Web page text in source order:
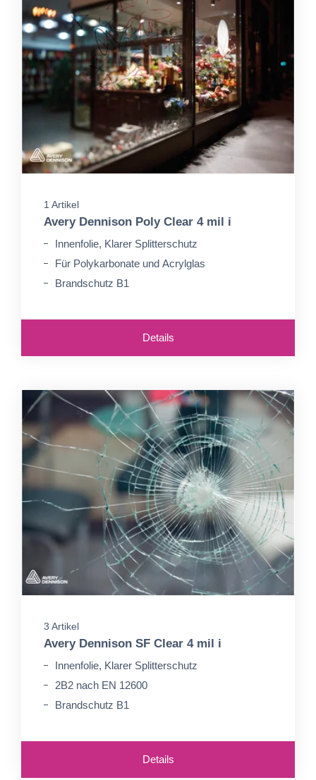
1 Artikel
Avery Dennison Poly Clear 4 mil i
Innenfolie, Klarer Splitterschutz
Für Polykarbonate und Acrylglas
Brandschutz B1
Details
3 Artikel
Avery Dennison SF Clear 4 mil i
Innenfolie, Klarer Splitterschutz
2B2 nach EN 12600
Brandschutz B1
Details